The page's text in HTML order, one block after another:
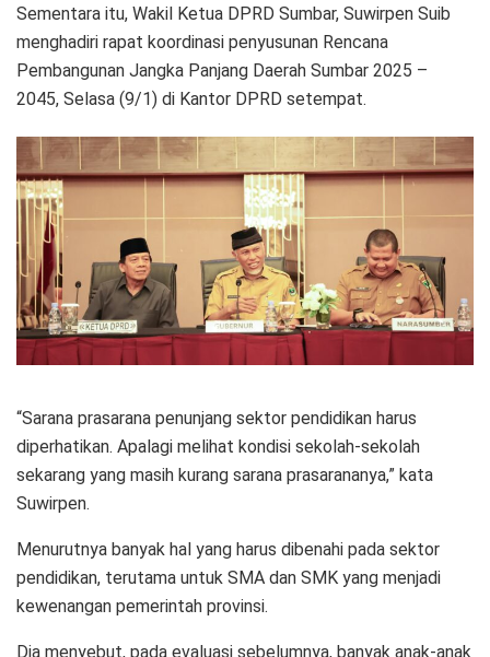
Sementara itu, Wakil Ketua DPRD Sumbar, Suwirpen Suib
menghadiri rapat koordinasi penyusunan Rencana
Pembangunan Jangka Panjang Daerah Sumbar 2025 –
2045, Selasa (9/1) di Kantor DPRD setempat.
“Sarana prasarana penunjang sektor pendidikan harus
diperhatikan. Apalagi melihat kondisi sekolah-sekolah
sekarang yang masih kurang sarana prasarananya,” kata
Suwirpen.
Menurutnya banyak hal yang harus dibenahi pada sektor
pendidikan, terutama untuk SMA dan SMK yang menjadi
kewenangan pemerintah provinsi.
Dia menyebut, pada evaluasi sebelumnya, banyak anak-anak